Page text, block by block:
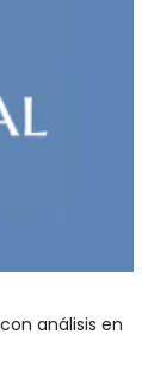
análisis en